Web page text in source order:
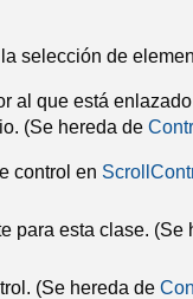
selección de
al que está
(Se hereda de
control en
para esta clase. (Se
(Se hereda de